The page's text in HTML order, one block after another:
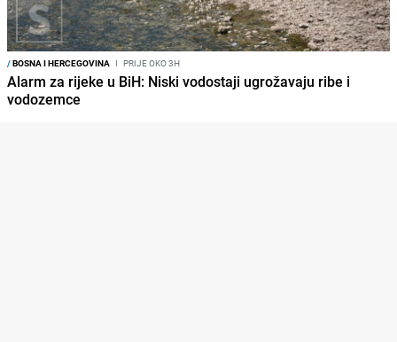
/BOSNA I HERCEGOVINA I PRIJE OKO 3H
Alarm za rijeke u BiH: Niski vodostaji ugrožavaju ribe i
vodozemce